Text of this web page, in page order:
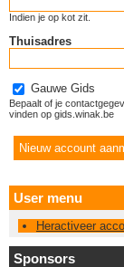
Indien je op kot zit.
Thuisadres
Gauwe Gids
Bepaalt of je
vinden op gids.winak.be
User menu
Heractiveer
Sponsors